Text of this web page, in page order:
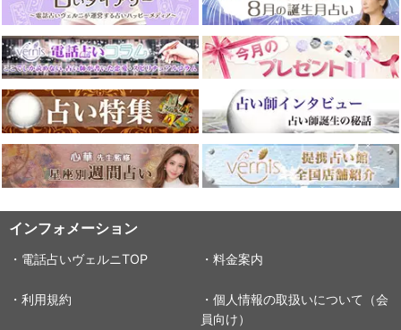
インフォメーション
・電話占いヴェルニTOP ・料金案内
・利用規約
・個人情報の取扱いについて（会
員向け）